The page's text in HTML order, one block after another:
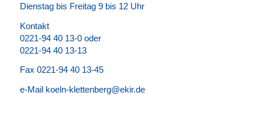
Dienstag bis Freitag 9 bis 12 Uhr
Kontakt
0221-94 40 13-0 oder
0221-94 40 13-13
Fax 0221-94 40 13-45
e-Mail koeln-klettenberg@ekir.de